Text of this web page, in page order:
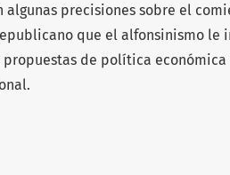
precisiones sobre el
que el alfonsinismo le
propuestas de política